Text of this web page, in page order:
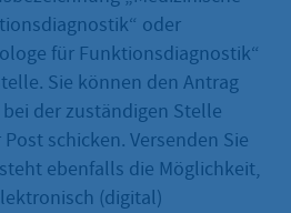
oder
für Funktionsdiagnostik“
Sie können den Antrag
der zuständigen Stelle
schicken. Versenden Sie
ebenfalls die Möglichkeit,
(digital)